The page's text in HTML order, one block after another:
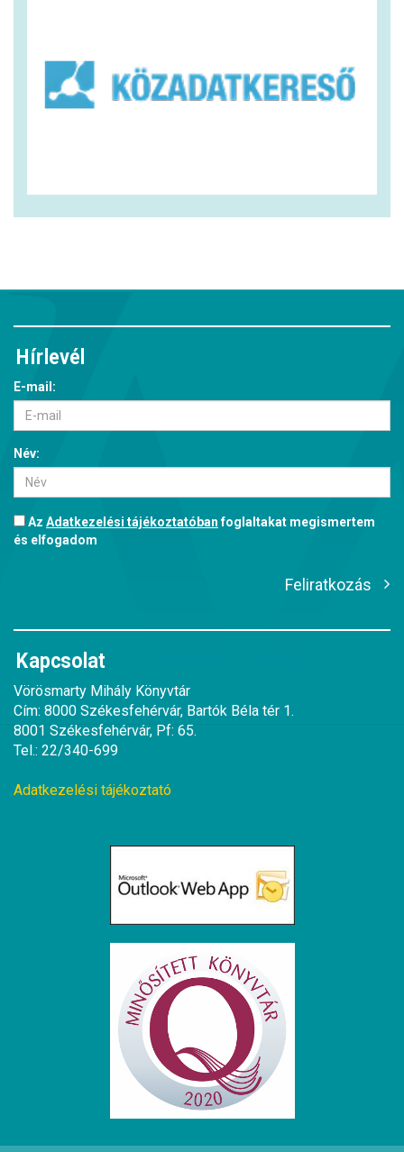
Hírlevél
E-mail:
Név:
Az Adatkezelési tájékoztatóbanfoglaltakat megismertem
és elfogadom
Feliratkozás
Kapcsolat
Vörösmarty Mihály Könyvtár
Cím: 8000 Székesfehérvár, Bartók Béla tér 1.
8001 Székesfehérvár, Pf: 65.
Tel.: 22/340-699
Adatkezelési tájékoztató